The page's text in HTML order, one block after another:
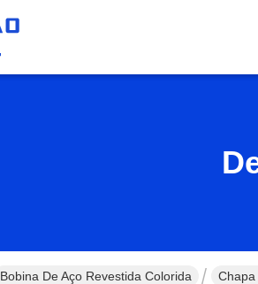
Bobina De Aço Revestida Colorida